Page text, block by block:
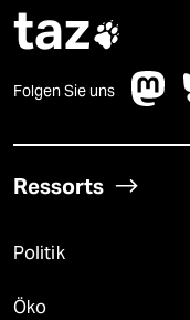
taz
Folgen Sie uns
Ressorts
Politik
Öko